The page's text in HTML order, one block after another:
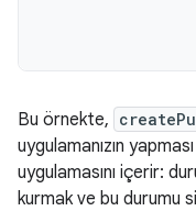
Bu örnekte,
uygulamanızın
uygulamasını içerir:
kurmak ve bu durumu